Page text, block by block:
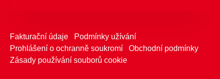
Fakturační údaje
Podmínky užívání
Prohlášení o ochranně soukromí
Obchodní podmínky
Zásady používání souborů cookie